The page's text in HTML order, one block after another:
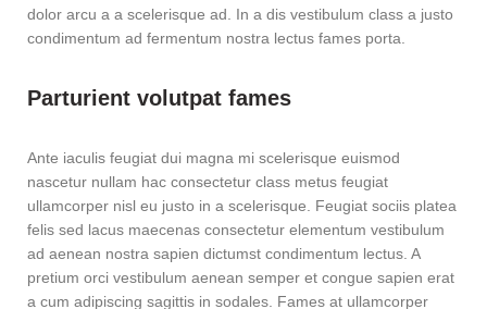
dolor arcu a a scelerisque ad. In a dis vestibulum class a justo
condimentum ad fermentum nostra lectus fames porta.
Parturient volutpat fames
Ante iaculis feugiat dui magna mi scelerisque euismod
nascetur nullam hac consectetur class metus feugiat
ullamcorper nisl eu justo in a scelerisque. Feugiat sociis platea
felis sed lacus maecenas consectetur elementum vestibulum
ad aenean nostra sapien dictumst condimentum lectus. A
pretium orci vestibulum aenean semper et congue sapien erat
a cum adipiscing sagittis in sodales. Fames at ullamcorper